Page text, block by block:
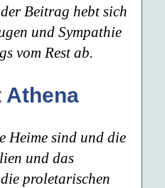
Beitrag hebt sich
und Sympathie
vom Rest ab.
Athena
Heime sind und die
und das
proletarischen